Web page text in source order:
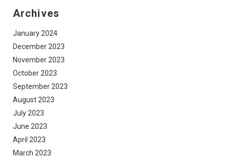
Archives
January 2024
December 2023
November 2023
October 2023
September 2023
August 2023
July 2023
June 2023
April 2023
March 2023